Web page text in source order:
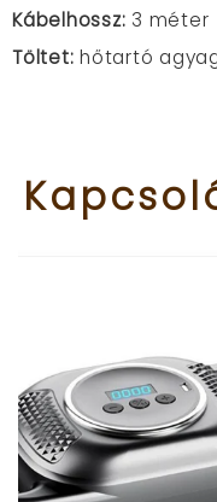
Kábelhossz: 3 méter
Töltet: hőtartó